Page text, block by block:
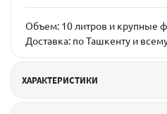
Объем: 10 литров и крупные
Доставка: по Ташкенту и
ХАРАКТЕРИСТИКИ